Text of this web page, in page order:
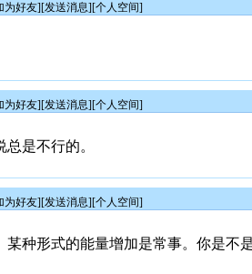
为好友][发送消息][个人空间]
为好友][发送消息][个人空间]
是不行的。
为好友][发送消息][个人空间]
种形式的能量增加是常事。你是不